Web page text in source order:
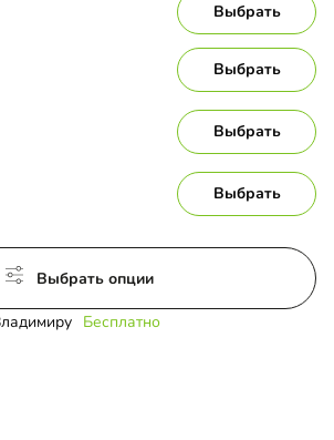
Выбрать
Выбрать
Выбрать
Выбрать
Выбрать опции
Бесплатно